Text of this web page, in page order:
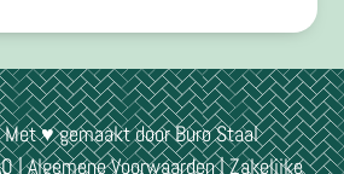
♥ gemaakt doorBuro Staal
|Algemene Voorwaarden|Zakelijke